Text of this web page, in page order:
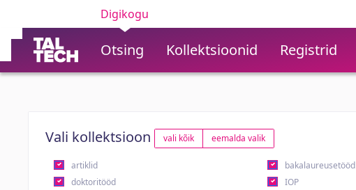
Digikogu
Otsing Kollektsioonid Registrid
Vali kollektsioon vali kõik eemalda valik
artiklid bakalaureusetööd
doktoritööd
IOP